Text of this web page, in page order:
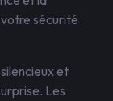
sécurité
et
Les